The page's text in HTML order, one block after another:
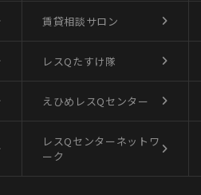
賃貸相談サロン
レスQたすけ隊
えひめレスQセンター
レスQセンターネットワ
ーク